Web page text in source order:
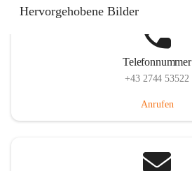
Hervorgehobene Bilder
Telefonnummer
+43 2744 53522
Anrufen